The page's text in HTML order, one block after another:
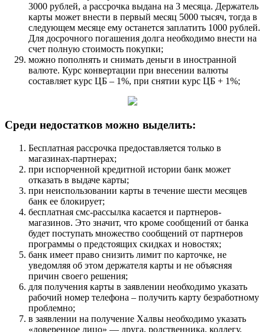
3000 рублей, а рассрочка выдана на 3 месяца. Держатель
карты может внести в первый месяц 5000 тысяч, тогда в
следующем месяце ему останется заплатить 1000 рублей.
Для досрочного погашения долга необходимо внести на
счет полную стоимость покупки;
можно пополнять и снимать деньги в иностранной
валюте. Курс конвертации при внесении валюты
составляет курс ЦБ – 1%, при снятии курс ЦБ + 1%;
Среди недостатков можно выделить:
Бесплатная рассрочка предоставляется только в
магазинах-партнерах;
при испорченной кредитной истории банк может
отказать в выдаче карты;
при неиспользовании карты в течение шести месяцев
банк ее блокирует;
бесплатная смс-рассылка касается и партнеров-
магазинов. Это значит, что кроме сообщений от банка
будет поступать множество сообщений от партнеров
программы о предстоящих скидках и новостях;
банк имеет право снизить лимит по карточке, не
уведомляя об этом держателя карты и не объясняя
причин своего решения;
для получения карты в заявлении необходимо указать
рабочий номер телефона – получить карту безработному
проблемно;
в заявлении на получение Халвы необходимо указать
«доверенное лицо» — друга, родственника, коллегу,